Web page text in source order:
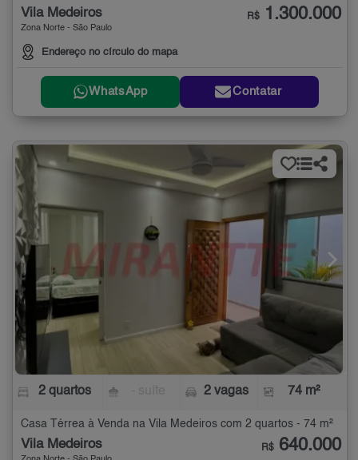
Vila Medeiros
Zona Norte - São Paulo
Endereço no círculo do mapa
R$ 1.300.000
WhatsApp Contatar
2 quartos 2 vagas 74 m²
Casa Térrea à Venda na Vila Medeiros com 2 quartos - 74 m²
Vila Medeiros R$ 640.000